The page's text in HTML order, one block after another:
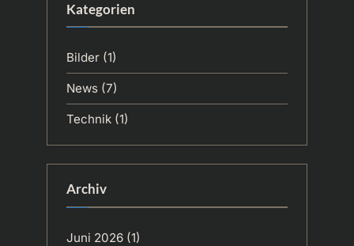
Kategorien
Bilder (1)
News (7)
Technik (1)
Archiv
Juni 2026 (1)